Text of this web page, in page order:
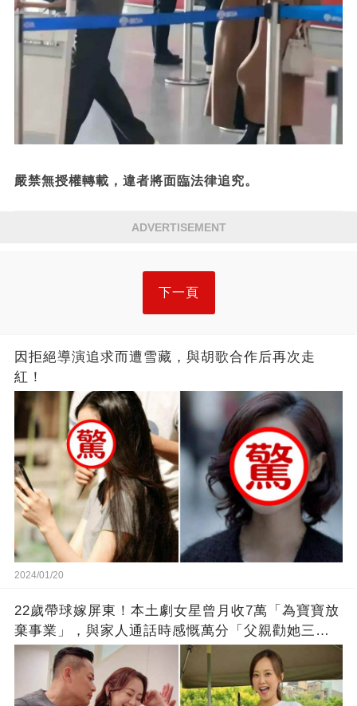
嚴禁無授權轉載，違者將面臨法律追究。
ADVERTISEMENT
下一頁
因拒絕導演追求而遭雪藏，與胡歌合作后再次走
紅！
2024/01/20
22歲帶球嫁屏東！本土劇女星曾月收7萬「為寶寶放
棄事業」，與家人通話時感慨萬分「父親勸她三
思」：只有過一次眼淚